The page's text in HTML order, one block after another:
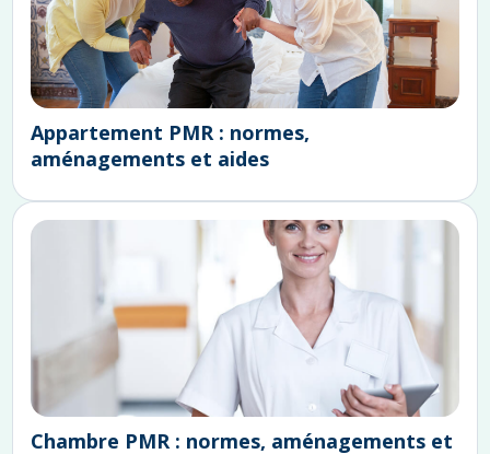
Appartement PMR : normes,
aménagements et aides
Chambre PMR : normes, aménagements et